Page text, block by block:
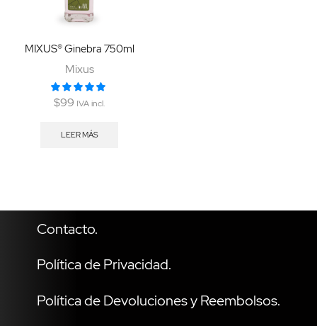
MIXUS® Ginebra 750ml
Mixus
$99 IVA incl.
LEER MÁS
Contacto.
Política de Privacidad.
Política de Devoluciones y Reembolsos.